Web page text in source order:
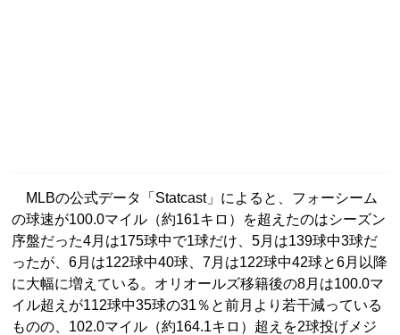
MLBの公式データ「Statcast」によると、フォーシーム
の球速が100.0マイル（約161キロ）を超えたのはシーズン
序盤だった4月は175球中で1球だけ、5月は139球中3球だ
ったが、6月は122球中40球、7月は122球中42球と6月以降
に大幅に増えている。オリオールズ移籍後の8月は100.0マ
イル超えが112球中35球の31％と前月より若干減っている
ものの、102.0マイル（約164.1キロ）超えを2球投げメジ